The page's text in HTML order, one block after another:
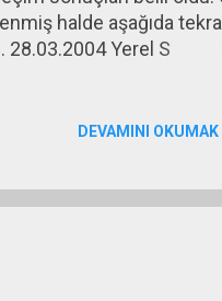
halde aşağıda
Yerel S
katsayısı katsayı iki
DEVAMINI OKUMAK